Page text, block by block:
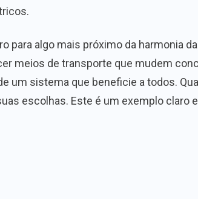
algo mais próximo da harmonia
meios de transporte que mudem
um sistema que beneficie a todos.
escolhas. Este é um exemplo claro